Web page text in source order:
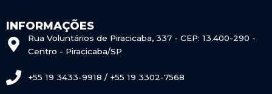
INFORMAÇÕES
Rua Voluntários de Piracicaba, 337 - CEP: 13.400-290 -
Centro - Piracicaba/SP
+55 19 3433-9918 / +55 19 3302-7568